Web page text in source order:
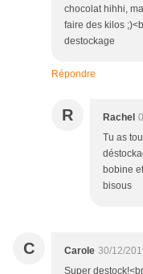
chocolat hihhi,
faire des kilos
destockage
Répondre
R Rachel
Tu as
bobine
bisous
C Carole 30/12/
Super